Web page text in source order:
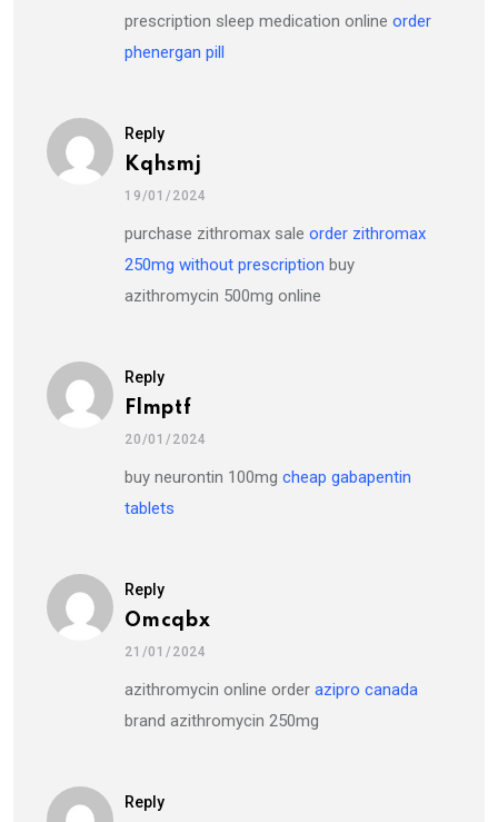
prescription sleep medication online order
phenergan pill
Reply
Kqhsmj
19/01/2024
purchase zithromax sale order zithromax
250mg without prescription buy
azithromycin 500mg online
Reply
Flmptf
20/01/2024
buy neurontin 100mg cheap gabapentin
tablets
Reply
Omcqbx
21/01/2024
azithromycin online order azipro canada
brand azithromycin 250mg
Reply